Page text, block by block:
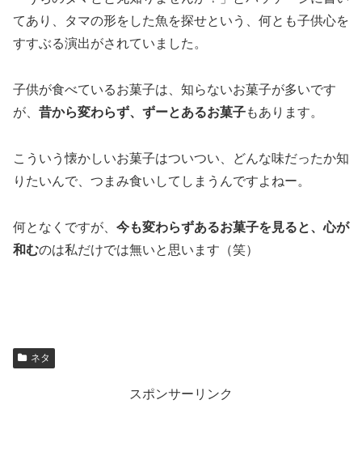
てあり、タマの形をした魚を探せという、何とも子供心を
すすぶる演出がされていました。
子供が食べているお菓子は、知らないお菓子が多いです
が、 昔から変わらず、ずーとあるお菓子もあります。
こういう懐かしいお菓子はついつい、どんな味だったか知
りたいんで、つまみ食いしてしまうんですよねー。
何となくですが、 今も変わらずあるお菓子を見ると、心が
和むのは私だけでは無いと思います（笑）
ネタ
スポンサーリンク